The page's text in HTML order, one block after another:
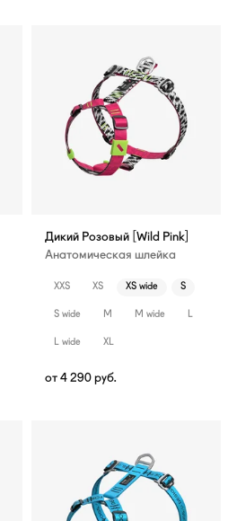
Дикий Розовый [Wild Pink]
Анатомическая шлейка
XXS XS XS wide S
S wide M M wide L
L wide XL
от 4 290 руб.